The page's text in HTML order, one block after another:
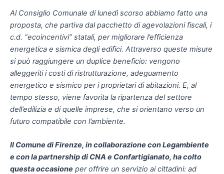
Al Consiglio Comunale di lunedì scorso abbiamo fatto una
proposta, che partiva dal pacchetto di agevolazioni fiscali, i
c.d. “ecoincentivi” statali, per migliorare l’efficienza
energetica e sismica degli edifici. Attraverso queste misure
si può raggiungere un duplice beneficio: vengono
alleggeriti i costi di ristrutturazione, adeguamento
energetico e sismico per i proprietari di abitazioni. E, al
tempo stesso, viene favorita la ripartenza del settore
dell’edilizia e di quelle imprese, che si orientano verso un
futuro compatibile con l’ambiente.
Il Comune di Firenze, in collaborazione con Legambiente
e con la partnership di CNA e Confartigianato, ha colto
questa occasione per offrire un servizio ai cittadini: ad